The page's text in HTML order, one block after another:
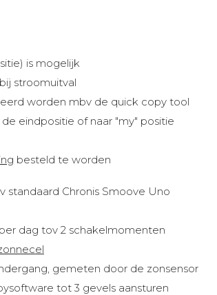
is mogelijk
stroomuitval
worden mbv de quick copy tool
eindpositie of naar "my" positie
besteld te worden
standaard Chronis Smoove Uno
dag tov 2 schakelmomenten
gemeten door de zonsensor
tot 3 gevels aansturen